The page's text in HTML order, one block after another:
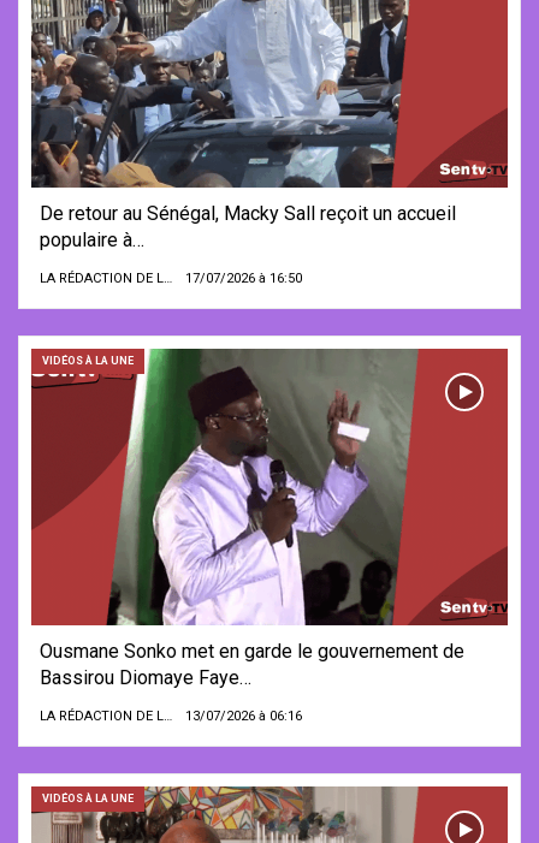
De retour au Sénégal, Macky Sall reçoit un accueil
populaire à…
LA RÉDACTION DE LA SENTV.INFO 17/07/2026 à 16:50
VIDÉOS À LA UNE
Ousmane Sonko met en garde le gouvernement de
Bassirou Diomaye Faye…
LA RÉDACTION DE LA SENTV.INFO 13/07/2026 à 06:16
VIDÉOS À LA UNE